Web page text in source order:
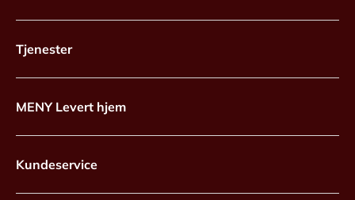
Tjenester
MENY Levert hjem
Kundeservice